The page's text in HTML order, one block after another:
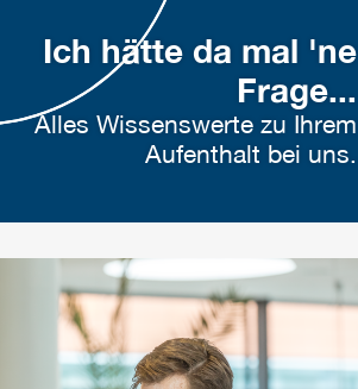
Ich hätte da mal 'ne
Frage...
Alles Wissenswerte zu Ihrem
Aufenthalt bei uns.